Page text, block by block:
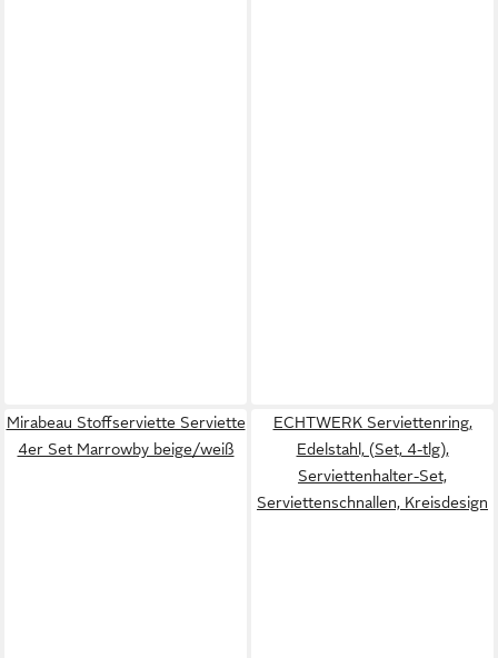
Mirabeau Stoffserviette Serviette
4er Set Marrowby beige/weiß
ECHTWERK Serviettenring,
Edelstahl, (Set, 4-tlg),
Serviettenhalter-Set,
Serviettenschnallen, Kreisdesign